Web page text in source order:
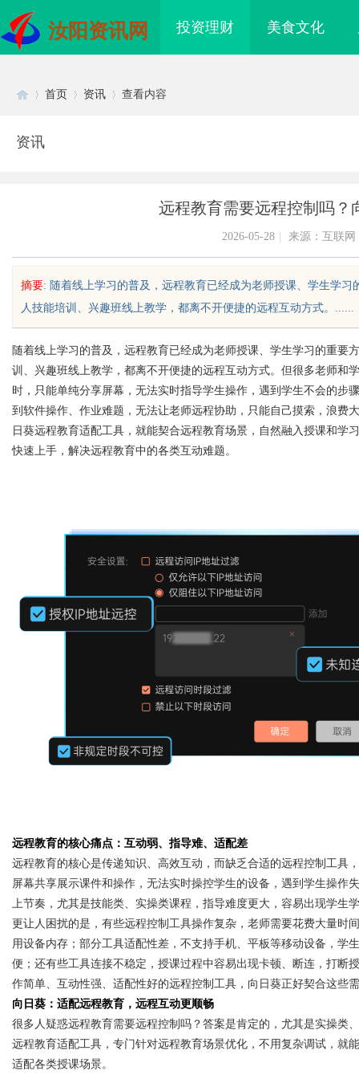
汝阳资讯网 投资理财 美食文化
ar
首页 资讯 查看内容
资讯
远程教育需要远程控制吗？
2026-05-28 来源：互联网
摘要: 随着线上学习的普及，远程教育已经成为老师授课、学生学
人技能培训、兴趣班线上教学，都离不开便捷的远程互动方式。......
随着线上学习的普及，远程教育已经成为老师授课、学生学习的重要
训、兴趣班线上教学，都离不开便捷的远程互动方式。但很多老师和
时，只能单纯分享屏幕，无法实时指导学生操作，遇到学生不会的步
到软件操作、作业难题，无法让老师远程协助，只能自己摸索，浪费
日葵远程教育适配工具，就能契合远程教育场景，自然融入授课和学
快速上手，解决远程教育中的各类互动难题。
远程教育的核心痛点：互动弱、指导难、适配差
远程教育的核心是传递知识、高效互动，而缺乏合适的远程控制工具
屏幕共享展示课件和操作，无法实时操控学生的设备，遇到学生操作
上节奏，尤其是技能类、实操类课程，指导难度更大，容易出现学生
更让人困扰的是，有些远程控制工具操作复杂，老师需要花费大量时
用设备内存；部分工具适配性差，不支持手机、平板等移动设备，学
便；还有些工具连接不稳定，授课过程中容易出现卡顿、断连，打断
作简单、互动性强、适配性好的远程控制工具，向日葵正好契合这些
向日葵：适配远程教育，远程互动更顺畅
很多人疑惑远程教育需要远程控制吗？答案是肯定的，尤其是实操类
远程教育适配工具，专门针对远程教育场景优化，不用复杂调试，就
适配各类授课场景。
导航的重要性及其优 探索分类信息网的多元化服务与
前景全面解析